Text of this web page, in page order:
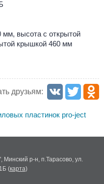
высота с открытой
крышкой 460 мм
друзьям:
пластинок pro-ject
Минский р-н, п.Тарасово, ул.
(карта)